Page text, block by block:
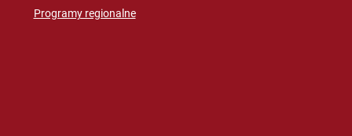
Programy regionalne